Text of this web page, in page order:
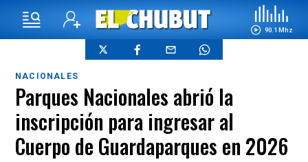
90.1 Mhz
NACIONALES
Parques Nacionales abrió la
inscripción para ingresar al
Cuerpo de Guardaparques en 2026